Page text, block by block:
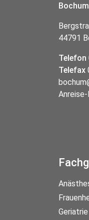
44791
Telefon
Telefax
Geriatrie